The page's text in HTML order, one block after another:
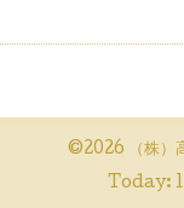
©2026 （株
Today: